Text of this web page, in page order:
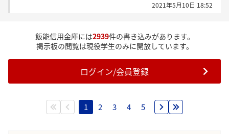
2021年5月10日 18:52
飯能信用金庫には2939件の書き込みがあります。
掲示板の閲覧は現役学生のみに開放しています。
ログイン/会員登録
1 2 3 4 5